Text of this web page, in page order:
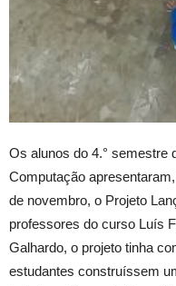
Os alunos do 4.° semestre
Computação
de novembro, o Projeto
professores do curso Luís
Galhardo, o projeto tinha
estudantes construíssem